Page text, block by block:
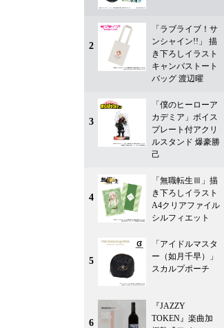
2
「ラブライブ！サ
ンシャイン!!」 描
き下ろしイラスト
キャンバストート
バッグ 渡辺曜
3
「僕のヒーローア
カデミア」ボイス
プレート付アクリ
ルスタンド 爆豪勝
己
4
「無職転生Ⅲ」描
き下ろしイラスト
A4クリアファイル
シルフィエット
5
「アイドルマスタ
ー（如月千早）」
スカルプポーチ
6
『JAZZY
TOKEN』楽曲加